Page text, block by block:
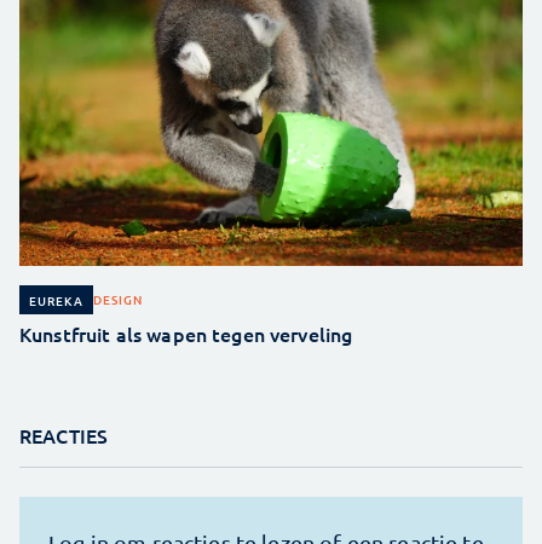
EUREKA DESIGN
Kunstfruit als wapen tegen verveling
REACTIES